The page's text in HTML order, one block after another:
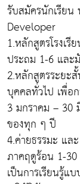
รับสมัครนักเรีย
Developer
1.หลักสูตรโรงเ
ประถม 1-6 และ
2.หลักสูตรระยะ
บุคคลทั่วไป เพื่อ
3 มกราคม – 30
ของทุก ๆ ปี
4.ค่ายธรรมะ แ
ภาคฤดูร้อน 1-
เป็นการเรียนรู้